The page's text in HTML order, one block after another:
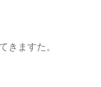
きますた。